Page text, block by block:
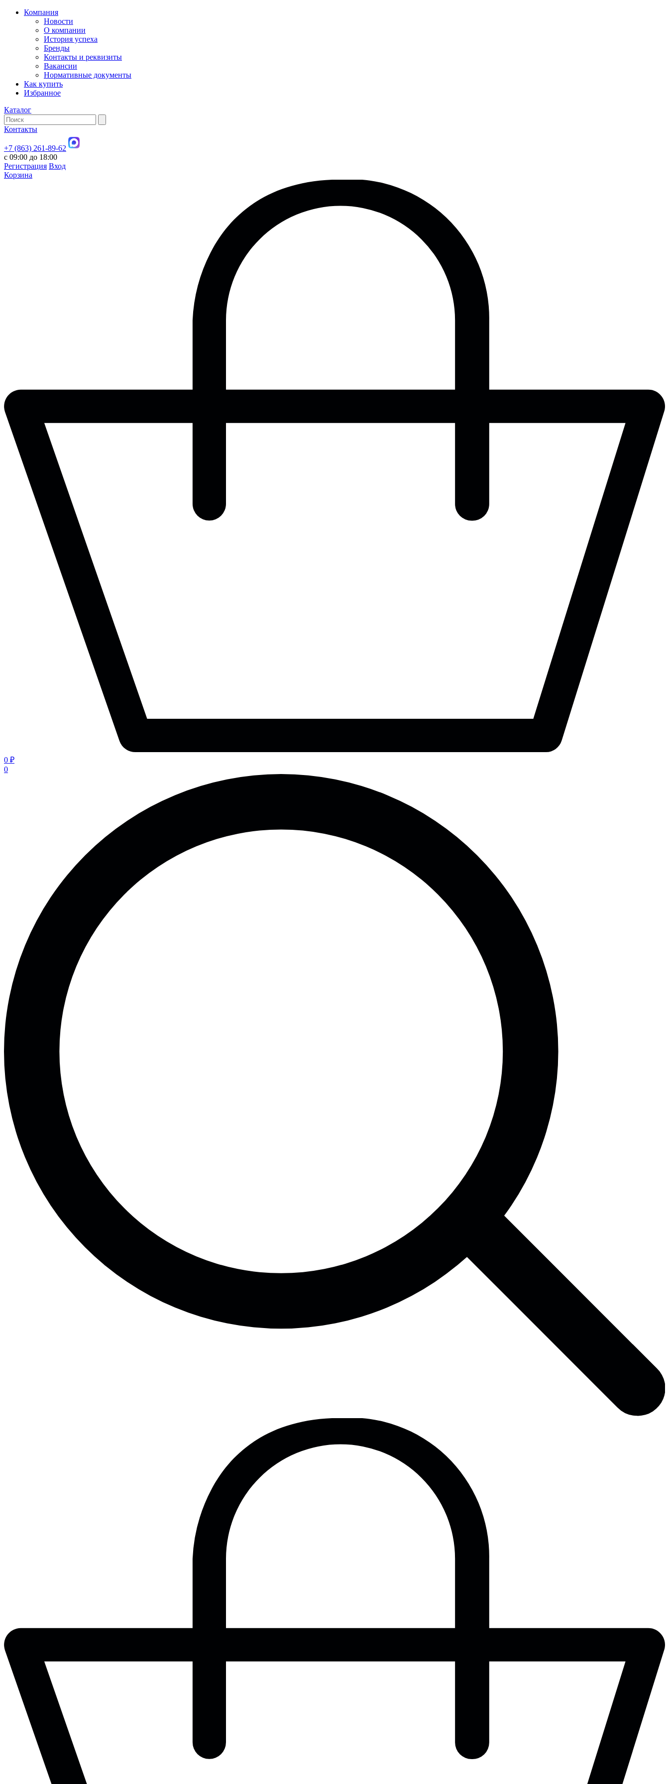
Компания
Новости
О компании
История успеха
Бренды
Контакты и реквизиты
Вакансии
Нормативные документы
Как купить
Избранное
Каталог
Контакты
+7 (863) 261-89-62
с 09:00 до 18:00
Регистрация Вход
Корзина
0 ₽
0